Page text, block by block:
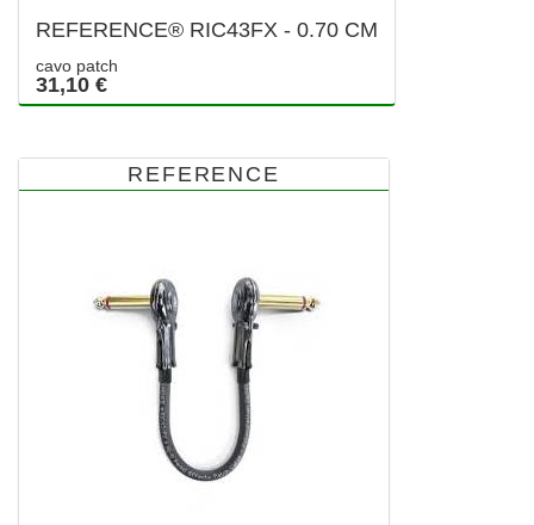
REFERENCE® RIC43FX - 0.70 CM
cavo patch
31,10 €
REFERENCE